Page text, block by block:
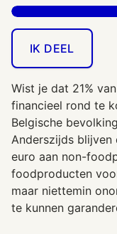
IK DEEL
Wist je dat 21%
financieel rond te
Belgische
Anderszijds blijven
euro aan non-
foodproducten
maar niettemin
te kunnen